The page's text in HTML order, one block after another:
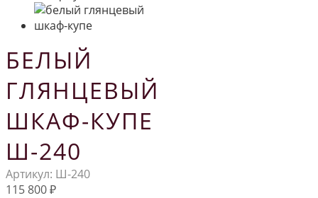
БЕЛЫЙ
ГЛЯНЦЕВЫЙ
ШКАФ-КУПЕ
Ш-240
Артикул: Ш-240
115 800₽